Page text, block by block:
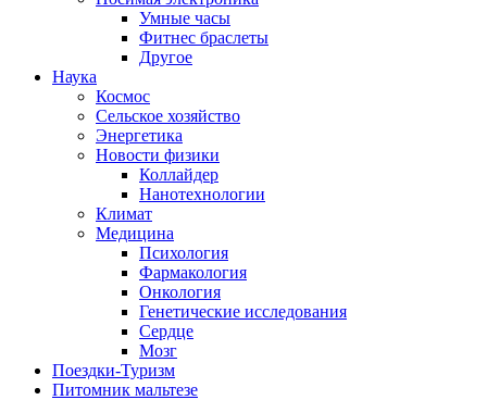
Умные часы
Фитнес браслеты
Другое
Наука
Космос
Сельское хозяйство
Энергетика
Новости физики
Коллайдер
Нанотехнологии
Климат
Медицина
Психология
Фармакология
Онкология
Генетические исследования
Сердце
Мозг
Поездки-Туризм
Питомник мальтезе